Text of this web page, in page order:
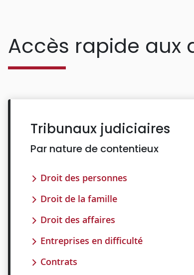
Accès rapide aux
Tribunaux judiciaires
Par nature de contentieux
Droit des personnes
Droit de la famille
Droit des affaires
Entreprises en difficulté
Contrats